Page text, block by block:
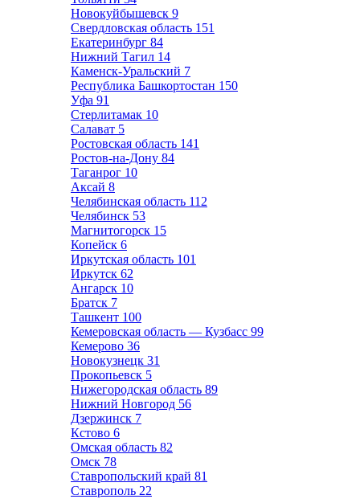
Новокуйбышевск 9
Свердловская область 151
Екатеринбург 84
Нижний Тагил 14
Каменск-Уральский 7
Республика Башкортостан 150
Уфа 91
Стерлитамак 10
Салават 5
Ростовская область 141
Ростов-на-Дону 84
Таганрог 10
Аксай 8
Челябинская область 112
Челябинск 53
Магнитогорск 15
Копейск 6
Иркутская область 101
Иркутск 62
Ангарск 10
Братск 7
Ташкент 100
Кемеровская область — Кузбасс 99
Кемерово 36
Новокузнецк 31
Прокопьевск 5
Нижегородская область 89
Нижний Новгород 56
Дзержинск 7
Кстово 6
Омская область 82
Омск 78
Ставропольский край 81
Ставрополь 22